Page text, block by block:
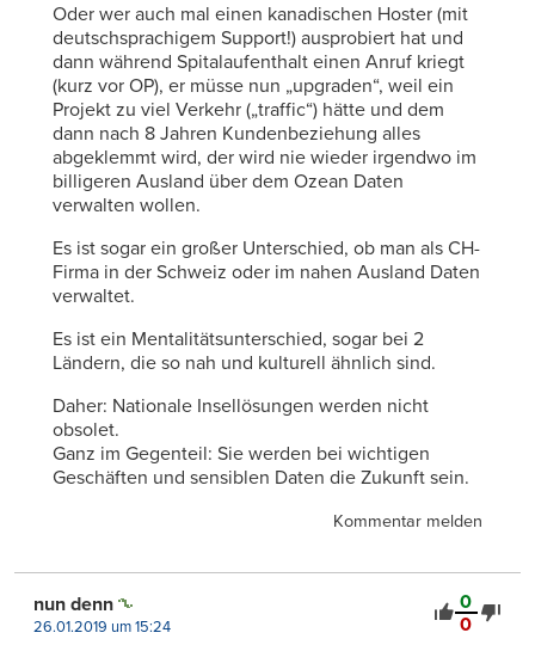
Oder wer auch mal einen kanadischen Hoster (mit
deutschsprachigem Support!) ausprobiert hat und
dann während Spitalaufenthalt einen Anruf kriegt
(kurz vor OP), er müsse nun „upgraden“, weil ein
Projekt zu viel Verkehr („traffic“) hätte und dem
dann nach 8 Jahren Kundenbeziehung alles
abgeklemmt wird, der wird nie wieder irgendwo im
billigeren Ausland über dem Ozean Daten
verwalten wollen.
Es ist sogar ein großer Unterschied, ob man als CH-
Firma in der Schweiz oder im nahen Ausland Daten
verwaltet.
Es ist ein Mentalitätsunterschied, sogar bei 2
Ländern, die so nah und kulturell ähnlich sind.
Daher: Nationale Insellösungen werden nicht
obsolet.
Ganz im Gegenteil: Sie werden bei wichtigen
Geschäften und sensiblen Daten die Zukunft sein.
Kommentar melden
0
0
nun denn
26.01.2019 um 15:24